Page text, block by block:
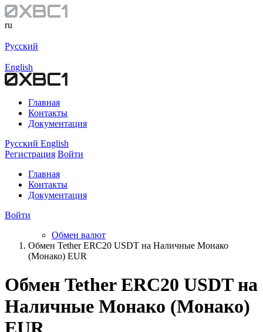
ru
Русский
English
Главная
Контакты
Документация
Русский English
Регистрация Войти
Главная
Контакты
Документация
Войти
Обмен валют
Обмен Tether ERC20 USDT на Наличные Монако
(Монако) EUR
Обмен Tether ERC20 USDT на
Наличные Монако (Монако)